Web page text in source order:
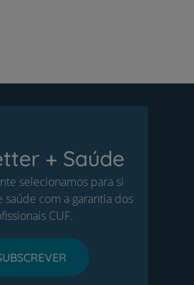
+ Saúde
selecionamos para si
com a garantia dos
CUF.